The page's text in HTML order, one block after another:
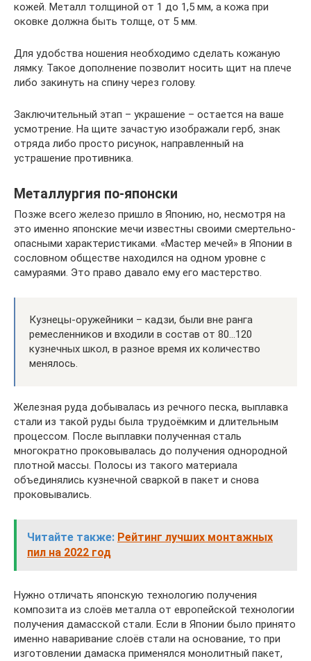
кожей. Металл толщиной от 1 до 1,5 мм, а кожа при
оковке должна быть толще, от 5 мм.
Для удобства ношения необходимо сделать кожаную
лямку. Такое дополнение позволит носить щит на плече
либо закинуть на спину через голову.
Заключительный этап – украшение – остается на ваше
усмотрение. На щите зачастую изображали герб, знак
отряда либо просто рисунок, направленный на
устрашение противника.
Металлургия по-японски
Позже всего железо пришло в Японию, но, несмотря на
это именно японские мечи известны своими смертельно-
опасными характеристиками. «Мастер мечей» в Японии в
сословном обществе находился на одном уровне с
самураями. Это право давало ему его мастерство.
Кузнецы-оружейники – кадзи, были вне ранга
ремесленников и входили в состав от 80…120
кузнечных школ, в разное время их количество
менялось.
Железная руда добывалась из речного песка, выплавка
стали из такой руды была трудоёмким и длительным
процессом. После выплавки полученная сталь
многократно проковывалась до получения однородной
плотной массы. Полосы из такого материала
объединялись кузнечной сваркой в пакет и снова
проковывались.
Читайте также: Рейтинг лучших монтажных
пил на 2022 год
Нужно отличать японскую технологию получения
композита из слоёв металла от европейской технологии
получения дамасской стали. Если в Японии было принято
именно наваривание слоёв стали на основание, то при
изготовлении дамаска применялся монолитный пакет,